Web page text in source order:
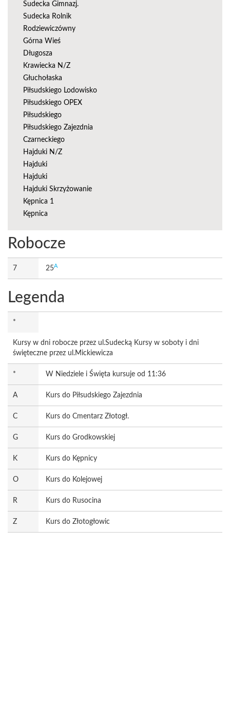
Sudecka Gimnazj.
Sudecka Rolnik
Rodziewiczówny
Górna Wieś
Długosza
Krawiecka N/Z
Głuchołaska
Piłsudskiego Lodowisko
Piłsudskiego OPEX
Piłsudskiego
Piłsudskiego Zajezdnia
Czarneckiego
Hajduki N/Z
Hajduki
Hajduki
Hajduki Skrzyżowanie
Kępnica 1
Kępnica
Robocze
7 25A
Legenda
*
Kursy w dni robocze przez ul.Sudecką Kursy w soboty i dni
święteczne przez ul.Mickiewicza
* W Niedziele i Święta kursuje od 11:36
A Kurs do Piłsudskiego Zajezdnia
C Kurs do Cmentarz Złotogł.
G Kurs do Grodkowskiej
K Kurs do Kępnicy
O Kurs do Kolejowej
R Kurs do Rusocina
Z Kurs do Złotogłowic